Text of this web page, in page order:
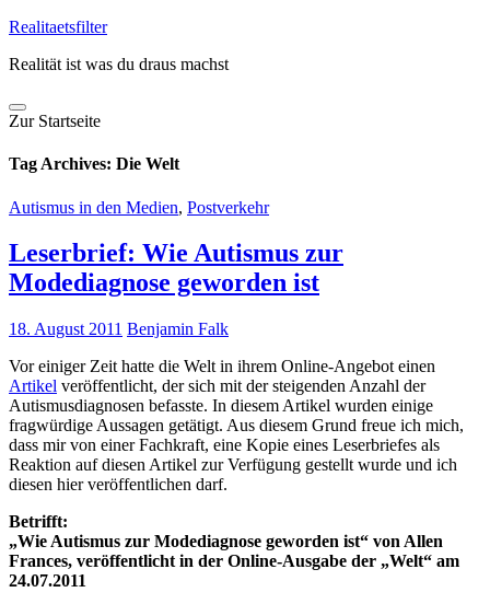
Skip
content
Realitaetsfilter
Realität ist was du draus machst
Zur Startseite
Tag Archives: Die Welt
Autismus in den Medien, Postverkehr
Leserbrief: Wie Autismus zur
Modediagnose geworden ist
18. August 2011 Benjamin Falk
Vor einiger Zeit hatte die Welt in ihrem Online-Angebot einen
Artikel veröffentlicht, der sich mit der steigenden Anzahl der
Autismusdiagnosen befasste. In diesem Artikel wurden einige
fragwürdige Aussagen getätigt. Aus diesem Grund freue ich mich,
dass mir von einer Fachkraft, eine Kopie eines Leserbriefes als
Reaktion auf diesen Artikel zur Verfügung gestellt wurde und ich
diesen hier veröffentlichen darf.
Betrifft:
„Wie Autismus zur Modediagnose geworden ist“ von Allen
Frances, veröffentlicht in der Online-Ausgabe der „Welt“ am
24.07.2011